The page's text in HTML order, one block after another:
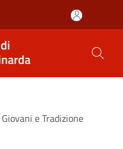
e Tradizione